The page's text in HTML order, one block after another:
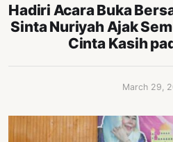
Hadiri Acara Buka
Sinta Nuriyah Ajak
Cinta Kasih
March 29,